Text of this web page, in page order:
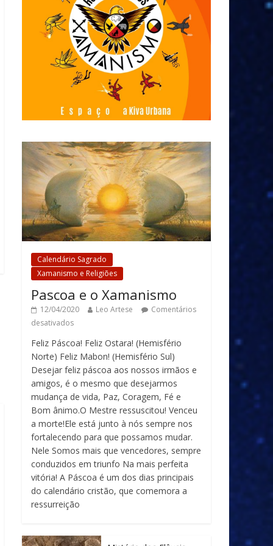
Calendário Sagrado
Xamanismo e Religiões
Pascoa e o Xamanismo
12/04/2020 Leo Artese
Comentários
desativados
Feliz Páscoa! Feliz Ostara! (Hemisfério
Norte) Feliz Mabon! (Hemisfério Sul)
Desejar feliz páscoa aos nossos irmãos e
amigos, é o mesmo que desejarmos
mudança de vida, Paz, Coragem, Fé e
Bom ânimo.O Mestre ressuscitou! Venceu
a morte!Ele está junto à nós sempre nos
fortalecendo para que possamos mudar.
Nele Somos mais que vencedores, sempre
conduzidos em triunfo Na mais perfeita
vitória! A Páscoa é um dos dias principais
do calendário cristão, que comemora a
ressurreição